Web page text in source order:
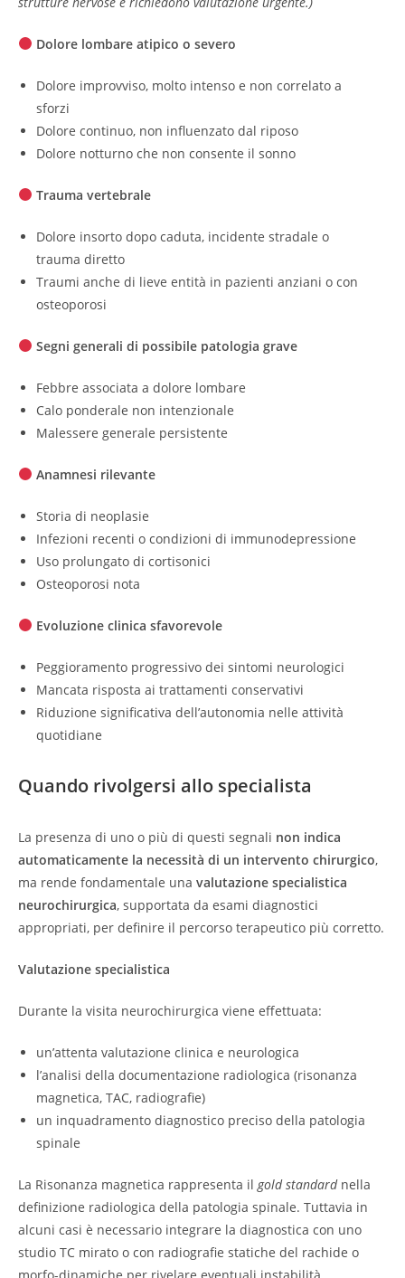
Dolore lombare atipico o severo
Dolore improvviso, molto intenso e non correlato a
sforzi
Dolore continuo, non influenzato dal riposo
Dolore notturno che non consente il sonno
Trauma vertebrale
Dolore insorto dopo caduta, incidente stradale o
trauma diretto
Traumi anche di lieve entità in pazienti anziani o con
osteoporosi
Segni generali di possibile patologia grave
Febbre associata a dolore lombare
Calo ponderale non intenzionale
Malessere generale persistente
Anamnesi rilevante
Storia di neoplasie
Infezioni recenti o condizioni di immunodepressione
Uso prolungato di cortisonici
Osteoporosi nota
Evoluzione clinica sfavorevole
Peggioramento progressivo dei sintomi neurologici
Mancata risposta ai trattamenti conservativi
Riduzione significativa dell’autonomia nelle attività
quotidiane
Quando rivolgersi allo specialista
La presenza di uno o più di questi segnali non indica
automaticamente la necessità di un intervento chirurgico,
ma rende fondamentale una valutazione specialistica
neurochirurgica, supportata da esami diagnostici
appropriati, per definire il percorso terapeutico più corretto.
Valutazione specialistica
Durante la visita neurochirurgica viene effettuata:
un’attenta valutazione clinica e neurologica
l’analisi della documentazione radiologica (risonanza
magnetica, TAC, radiografie)
un inquadramento diagnostico preciso della patologia
spinale
La Risonanza magnetica rappresenta ilgold standardnella
definizione radiologica della patologia spinale. Tuttavia in
alcuni casi è necessario integrare la diagnostica con uno
studio TC mirato o con radiografie statiche del rachide o